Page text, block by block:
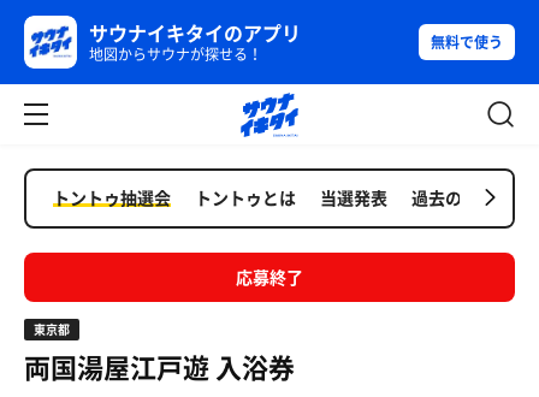
サウナイキタイのアプリ
地図からサウナが探せる！
無料で使う
トントゥ抽選会 トントゥとは 当選発表 過去の抽選会
応募終了
東京都
両国湯屋江戸遊入浴券